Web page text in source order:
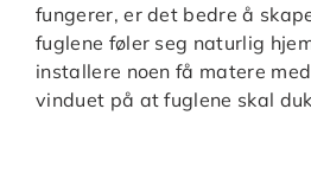
fungerer, er det bedre å
fuglene føler seg naturlig
installere noen få matere
vinduet på at fuglene skal